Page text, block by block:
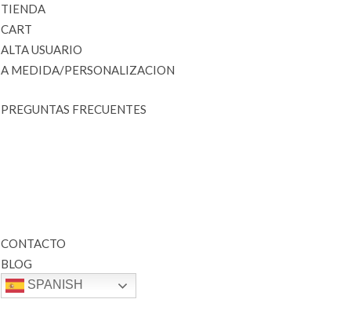
TIENDA
CART
ALTA USUARIO
A MEDIDA/PERSONALIZACION
PREGUNTAS FRECUENTES
CONTACTO
BLOG
SPANISH